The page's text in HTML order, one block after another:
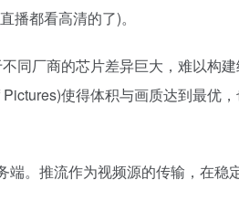
播都看高清的了)。
同厂商的芯片差异巨大，难以构
使得体积与画质达到最优
。推流作为视频源的传输，在稳